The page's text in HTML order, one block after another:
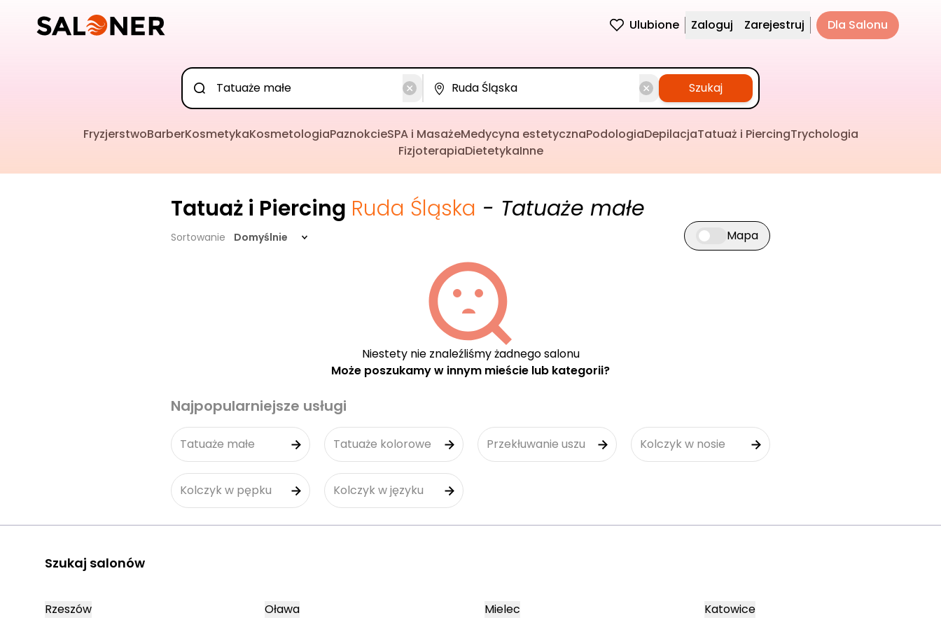
Ulubione Zaloguj Zarejestruj Dla Salonu
Szukaj
FryzjerstwoBarberKosmetykaKosmetologiaPaznokcieSPA i MasażeMedycyna estetycznaPodologiaDepilacjaTatuaż i PiercingTrychologia
FizjoterapiaDietetykaInne
Tatuaż i Piercing Ruda Śląska - Tatuaże małe
Sortowanie Domyślnie Przełącz widok mapy
Mapa
Niestety nie znaleźliśmy żadnego salonu
Może poszukamy w innym mieście lub kategorii?
Najpopularniejsze usługi
Tatuaże małe Tatuaże kolorowe Przekłuwanie uszu Kolczyk w nosie
Kolczyk w pępku Kolczyk w języku
Szukaj salonów
Rzeszów Oława Mielec Katowice